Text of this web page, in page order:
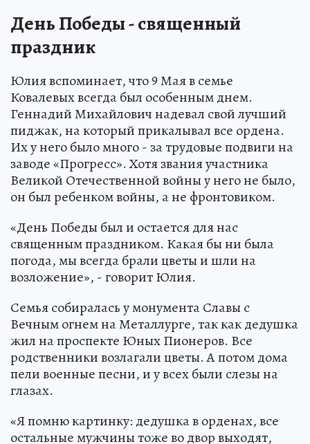
День Победы - священный
праздник
Юлия вспоминает, что 9 Мая в семье
Ковалевых всегда был особенным днем.
Геннадий Михайлович надевал свой лучший
пиджак, на который прикалывал все ордена.
Их у него было много - за трудовые подвиги на
заводе «Прогресс». Хотя звания участника
Великой Отечественной войны у него не было,
он был ребенком войны, а не фронтовиком.
«День Победы был и остается для нас
священным праздником. Какая бы ни была
погода, мы всегда брали цветы и шли на
возложение», - говорит Юлия.
Семья собиралась у монумента Славы с
Вечным огнем на Металлурге, так как дедушка
жил на проспекте Юных Пионеров. Все
родственники возлагали цветы. А потом дома
пели военные песни, и у всех были слезы на
глазах.
«Я помню картинку: дедушка в орденах, все
остальные мужчины тоже во двор выходят,